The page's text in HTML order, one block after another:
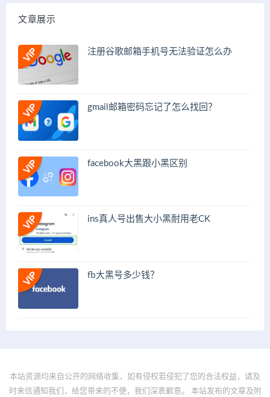
文章展示
注册谷歌邮箱手机号无法验证怎么办
gmail邮箱密码忘记了怎么找回？
facebook大黑跟小黑区别
ins真人号出售大小黑耐用老CK
fb大黑号多少钱？
本站资源均来自公开的网络收集，如有侵权若侵犯了您的合法权益，请及
时来信通知我们，给您带来的不便，我们深表歉意。 本站发布的文章及附